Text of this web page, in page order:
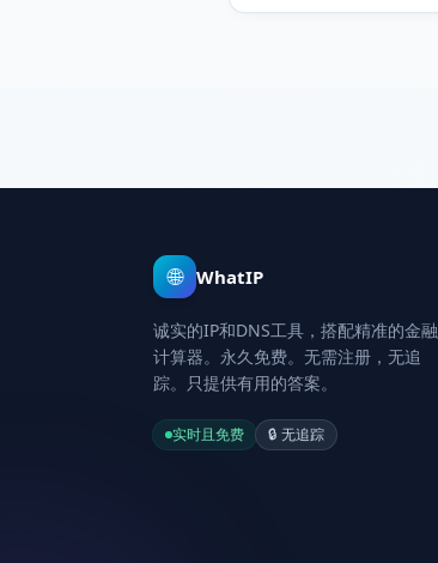
🌐 WhatIP
诚实的IP和DNS工具，搭配精准的金融
计算器。永久免费。无需注册，无追
踪。只提供有用的答案。
实时且免费 🔒 无追踪